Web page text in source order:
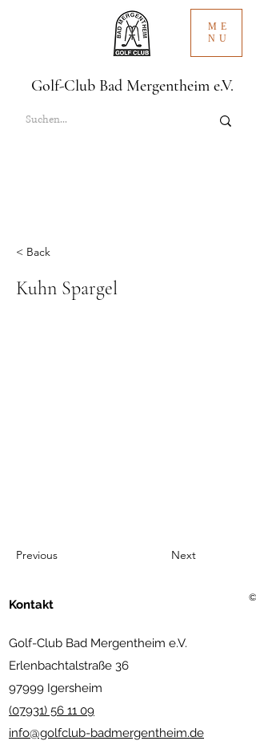
ME
NU
Golf-Club Bad Mergentheim e.V.
< Back
Kuhn Spargel
Previous Next
Kontakt
Golf-Club Bad Mergentheim e.V.
Erlenbachtalstraße 36
97999 Igersheim
(07931) 56 11 09
info@golfclub-badmergentheim.de